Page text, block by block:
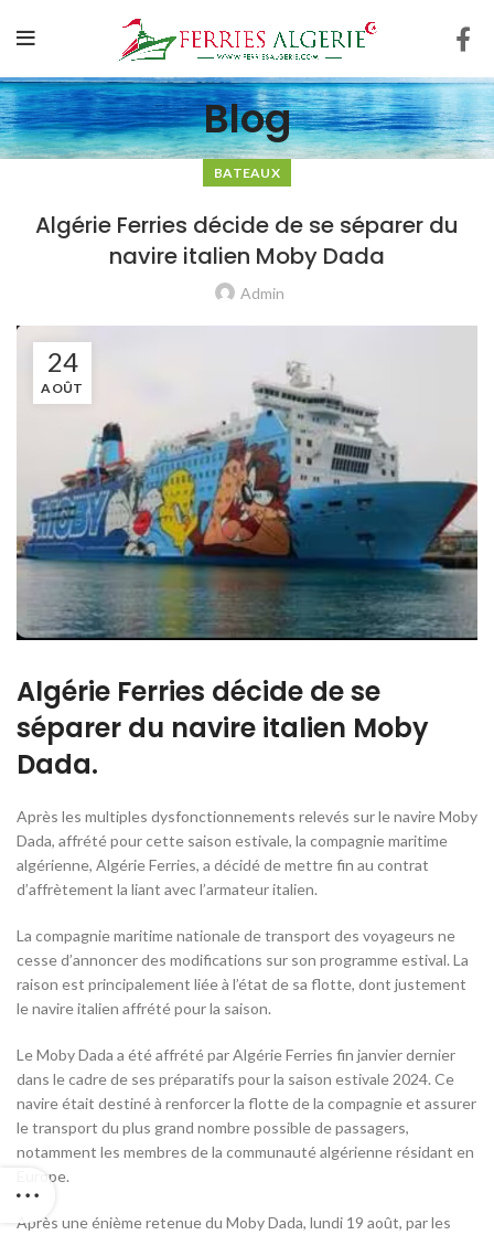
Blog
BATEAUX
Algérie Ferries décide de se séparer du
navire italien Moby Dada
Admin
24
AOÛT
Algérie Ferries décide de se
séparer du navire italien Moby
Dada.
Après les multiples dysfonctionnements relevés sur le navire Moby
Dada, affrété pour cette saison estivale, la compagnie maritime
algérienne, Algérie Ferries, a décidé de mettre fin au contrat
d’affrètement la liant avec l’armateur italien.
La compagnie maritime nationale de transport des voyageurs ne
cesse d’annoncer des modifications sur son programme estival. La
raison est principalement liée à l’état de sa flotte, dont justement
le navire italien affrété pour la saison.
Le Moby Dada a été affrété par Algérie Ferries fin janvier dernier
dans le cadre de ses préparatifs pour la saison estivale 2024. Ce
navire était destiné à renforcer la flotte de la compagnie et assurer
le transport du plus grand nombre possible de passagers,
notamment les membres de la communauté algérienne résidant en
Europe.
Après une énième retenue du Moby Dada, lundi 19 août, par les